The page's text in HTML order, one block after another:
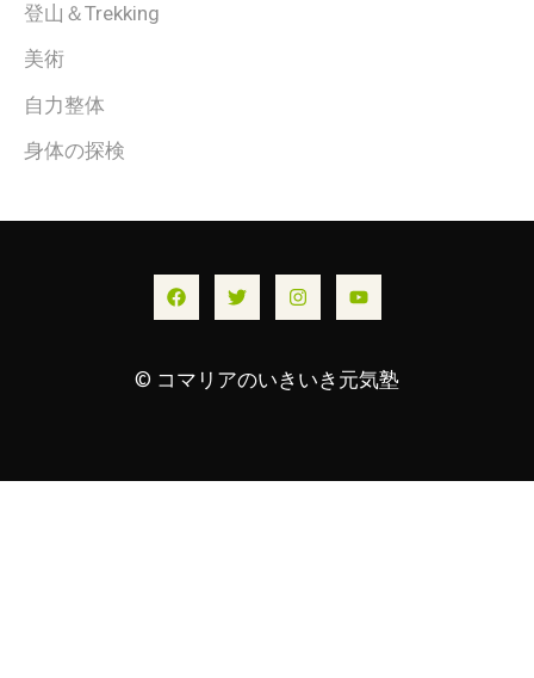
登山＆Trekking
美術
自力整体
身体の探検
© コマリアのいきいき元気塾